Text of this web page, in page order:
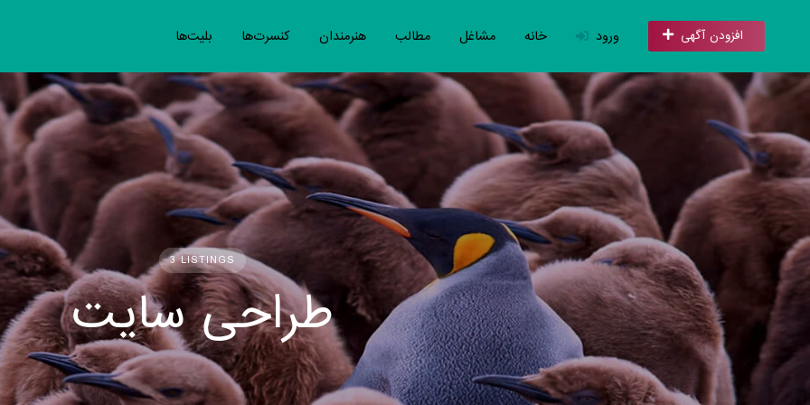
خانه مشاغل مطالب هنرمندان کنسرت‌ها بلیت‌ها ورود افزودن آگهی
3 LISTINGS
طراحی سایت